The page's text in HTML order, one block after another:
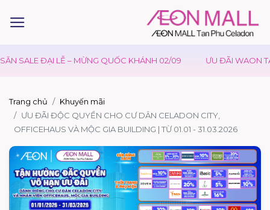
ĐẠI LỄ – MỪNG QUỐC KHÁNH 02/09 ƯU ĐÃI WAON TẠI
Trang chủ
Khuyến mãi
ƯU ĐÃI ĐỘC QUYỀN CHO CƯ DÂN CELADON CITY,
OFFICEHAUS VÀ MỘC GIA BUILDING | TỪ 01.01 - 31.03.2026